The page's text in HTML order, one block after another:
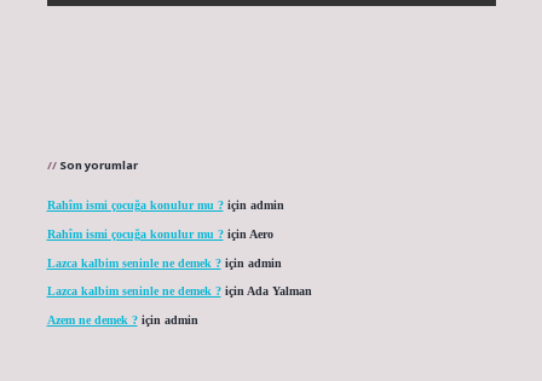
Son yorumlar
Rahîm ismi çocuğa konulur mu ?için admin
Rahîm ismi çocuğa konulur mu ?için Aero
Lazca kalbim seninle ne demek ?için admin
Lazca kalbim seninle ne demek ?için Ada Yalman
Azem ne demek ?için admin